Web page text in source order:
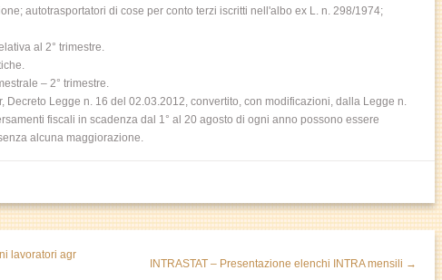
autotrasportatori di cose per conto terzi iscritti nell'albo ex L. n. 298/1974;
al 2° trimestre.
– 2° trimestre.
Decreto Legge n. 16 del 02.03.2012, convertito, con modificazioni, dalla Legge n.
fiscali in scadenza dal 1° al 20 agosto di ogni anno possono essere
alcuna maggiorazione.
lavoratori agr
INTRASTAT – Presentazione elenchi INTRA mensili →